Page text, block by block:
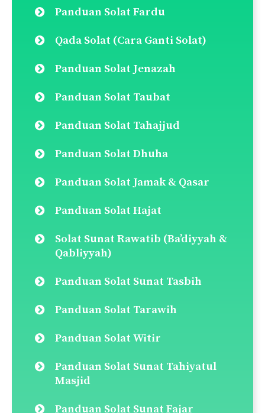
Panduan Solat Fardu
Qada Solat (Cara Ganti Solat)
Panduan Solat Jenazah
Panduan Solat Taubat
Panduan Solat Tahajjud
Panduan Solat Dhuha
Panduan Solat Jamak & Qasar
Panduan Solat Hajat
Solat Sunat Rawatib (Ba’diyyah &
Qabliyyah)
Panduan Solat Sunat Tasbih
Panduan Solat Tarawih
Panduan Solat Witir
Panduan Solat Sunat Tahiyatul
Masjid
Panduan Solat Sunat Fajar